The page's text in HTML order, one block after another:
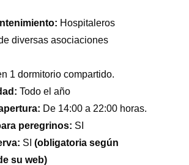
Hospitaleros
diversas asociaciones
1 dormitorio compartido.
Todo el año
De 14:00 a 22:00 horas.
peregrinos: SI
SI (obligatoria según
su web)